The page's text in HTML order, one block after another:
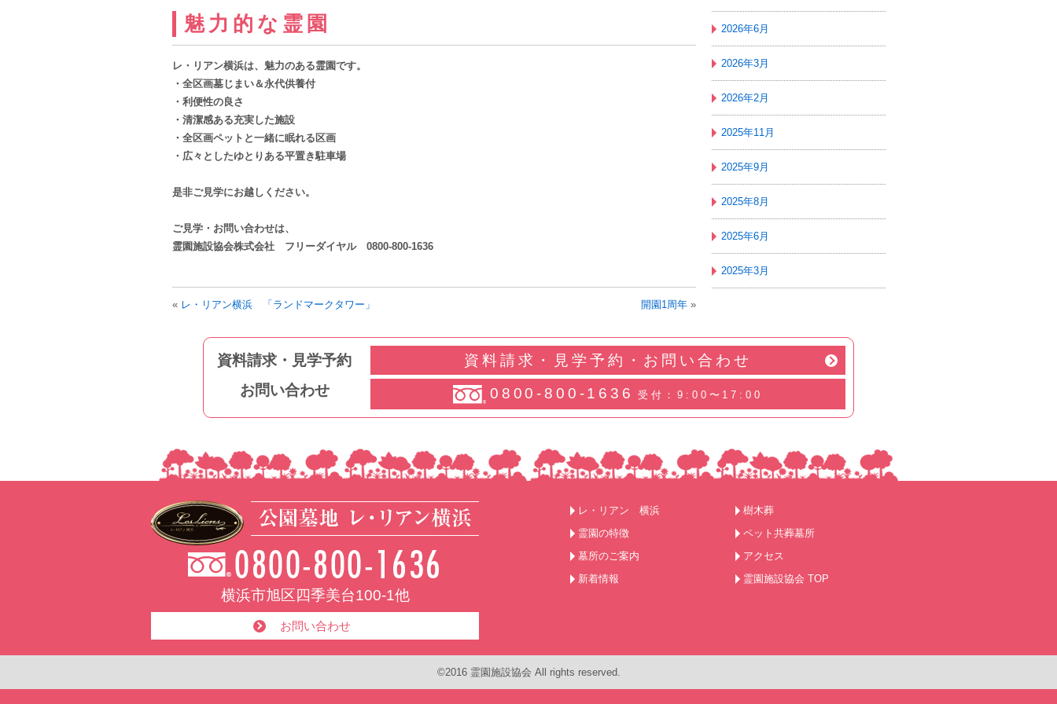
魅力的な霊園
レ・リアン横浜は、魅力のある霊園です。
・全区画墓じまい＆永代供養付
・利便性の良さ
・清潔感ある充実した施設
・全区画ペットと一緒に眠れる区画
・広々としたゆとりある平置き駐車場
是非ご見学にお越しください。
ご見学・お問い合わせは、
霊園施設協会株式会社 フリーダイヤル 0800-800-1636
« レ・リアン横浜 「ランドマークタワー」 開園1周年»
2026年6月
2026年3月
2026年2月
2025年11月
2025年9月
2025年8月
2025年6月
2025年3月
資料請求・見学予約
お問い合わせ
資料請求・見学予約・お問い合わせ
0800-800-1636
受付：9:00〜17:00
横浜市旭区四季美台100-1他
お問い合わせ
レ・リアン 横浜
霊園の特徴
墓所のご案内
新着情報
樹木葬
ペット共葬墓所
アクセス
霊園施設協会 TOP
©2016 霊園施設協会 All rights reserved.